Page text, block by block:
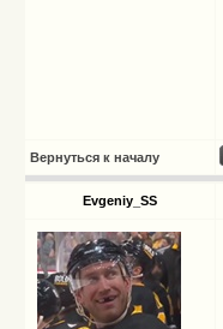
Вернуться к началу
Evgeniy_SS